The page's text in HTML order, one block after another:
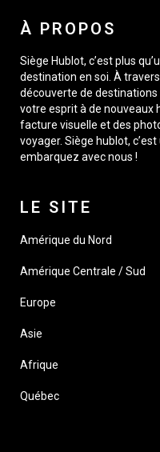
À PROPOS
Siège Hublot, c’est plus
destination en soi. À
découverte de destinations
votre esprit à de nouveaux
facture visuelle et des
voyager. Siège hublot,
embarquez avec nous !
LE SITE
Amérique du Nord
Amérique Centrale / Sud
Europe
Asie
Afrique
Québec